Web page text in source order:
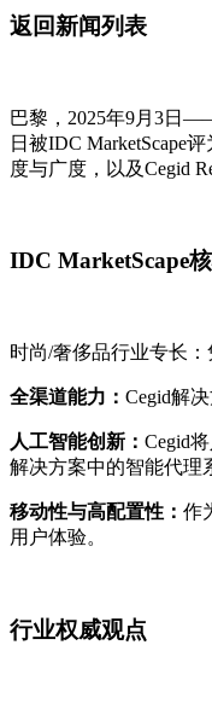
返回新闻列表
巴黎，2025年9月3日
日被IDC MarketScape
度与广度，以及Cegid
IDC MarketScape
时尚/奢侈品行业专长
全渠道能力： Cegid解
人工智能创新： Cegid
解决方案中的智能代理
移动性与高配置性： 作
用户体验。
行业权威观点